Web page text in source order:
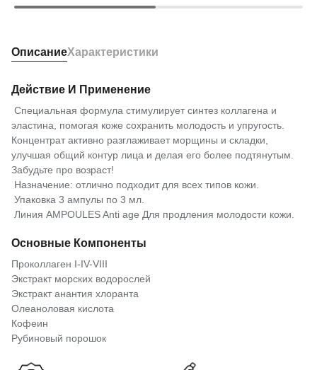
ОписаниеХарактеристики
Действие И Применение
Специальная формула стимулирует синтез коллагена и
эластина, помогая коже сохранить молодость и упругость.
Концентрат активно разглаживает морщины и складки,
улучшая общий контур лица и делая его более подтянутым.
Забудьте про возраст!
Назначение: отлично подходит для всех типов кожи.
Упаковка 3 ампулы по 3 мл.
Линия AMPOULES Anti age Для продления молодости кожи.
Основные Компоненты
Проколлаген I-IV-VIII
Экстракт морских водорослей
Экстракт анантия хлоранта
Олеаноловая кислота
Кофеин
Рубиновый порошок